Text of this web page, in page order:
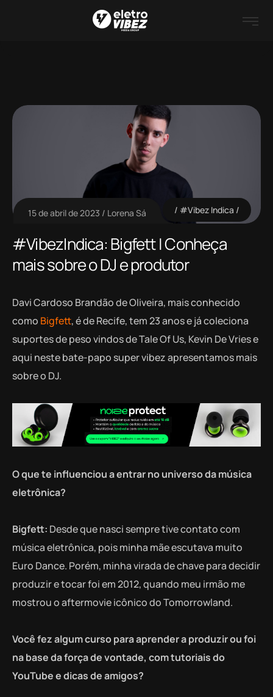
15 de abril de 2023 Lorena Sá #Vibez Indica
#VibezIndica: Bigfett | Conheça
mais sobre o DJ e produtor
Davi Cardoso Brandão de Oliveira, mais conhecido
como Bigfett, é de Recife, tem 23 anos e já coleciona
suportes de peso vindos de Tale Of Us, Kevin De Vries e
aqui neste bate-papo super vibez apresentamos mais
sobre o DJ.
O que te influenciou a entrar no universo da música
eletrônica?
Bigfett: Desde que nasci sempre tive contato com
música eletrônica, pois minha mãe escutava muito
Euro Dance. Porém, minha virada de chave para decidir
produzir e tocar foi em 2012, quando meu irmão me
mostrou o aftermovie icônico do Tomorrowland.
Você fez algum curso para aprender a produzir ou foi
na base da força de vontade, com tutoriais do
YouTube e dicas de amigos?